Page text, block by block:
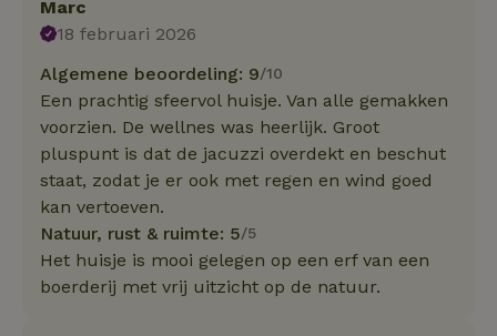
Marc
18 februari 2026
Algemene beoordeling: 9/10
Een prachtig sfeervol huisje. Van alle gemakken
voorzien. De wellnes was heerlijk. Groot
pluspunt is dat de jacuzzi overdekt en beschut
staat, zodat je er ook met regen en wind goed
kan vertoeven.
Natuur, rust & ruimte: 5/5
Het huisje is mooi gelegen op een erf van een
boerderij met vrij uitzicht op de natuur.